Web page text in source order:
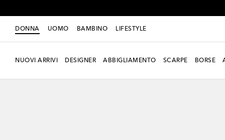
DONNA UOMO BAMBINO LIFESTYLE
NUOVI ARRIVI DESIGNER ABBIGLIAMENTO SCARPE BORSE